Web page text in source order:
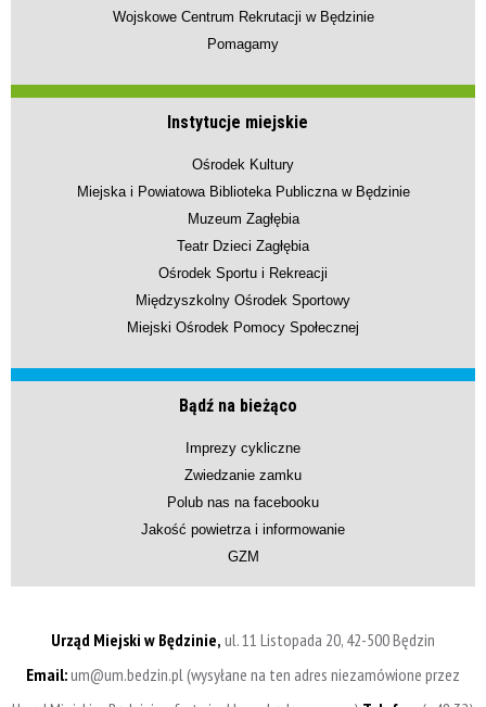
Wojskowe Centrum Rekrutacji w Będzinie
Pomagamy
Instytucje miejskie
Ośrodek Kultury
Miejska i Powiatowa Biblioteka Publiczna w Będzinie
Muzeum Zagłębia
Teatr Dzieci Zagłębia
Ośrodek Sportu i Rekreacji
Międzyszkolny Ośrodek Sportowy
Miejski Ośrodek Pomocy Społecznej
Bądź na bieżąco
Imprezy cykliczne
Zwiedzanie zamku
Polub nas na facebooku
Jakość powietrza i informowanie
GZM
Urząd Miejski w Będzinie, ul. 11 Listopada 20, 42-500 Będzin
Email:um@um.bedzin.pl (wysyłane na ten adres niezamówione przez